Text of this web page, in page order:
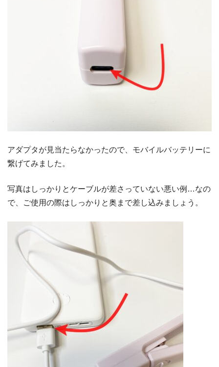
アダプタが見当たらなかったので、モバイルバッテリーに
繋げてみました。
写真はしっかりとケーブルが差さっていない悪い例…なの
で、ご使用の際はしっかりと奥まで差し込みましょう。